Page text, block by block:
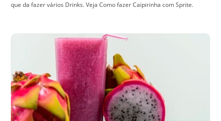
que da fazer vários Drinks. Veja Como fazer Caipirinha com Sprite.